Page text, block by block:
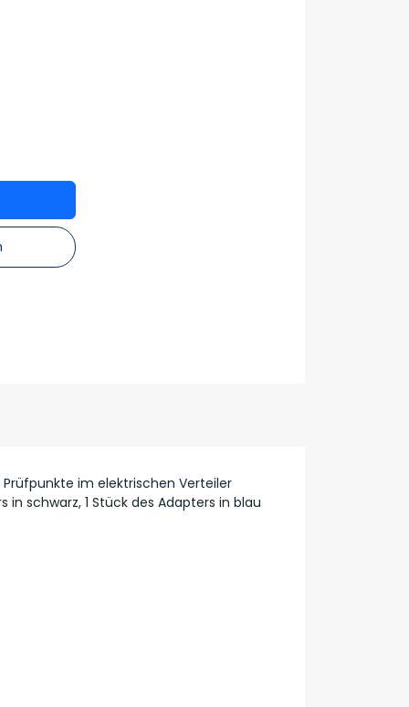
im elektrischen Verteiler
schwarz, 1 Stück des Adapters in blau